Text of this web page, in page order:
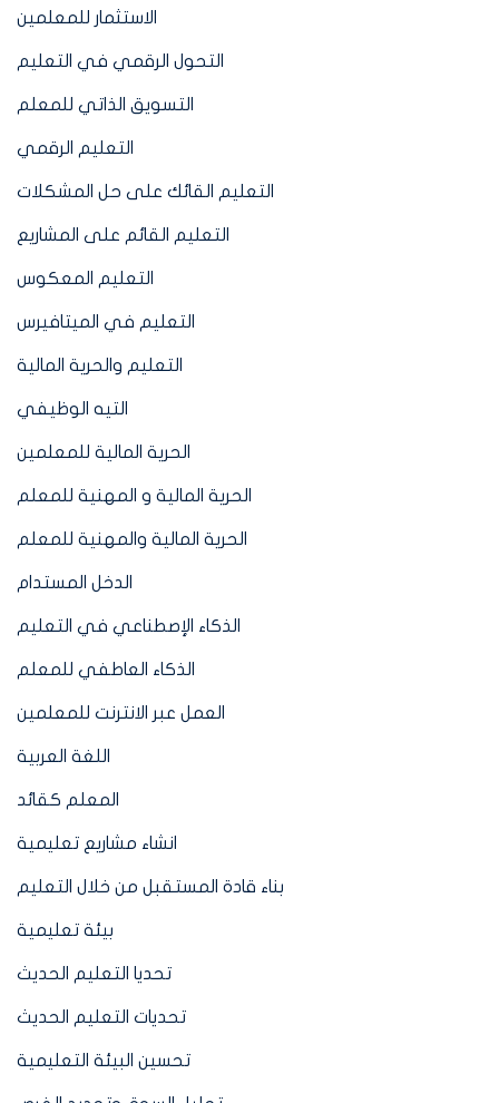
الاستثمار للمعلمين
التحول الرقمي في التعليم
التسويق الذاتي للمعلم
التعليم الرقمي
التعليم القائك على حل المشكلات
التعليم القائم على المشاريع
التعليم المعكوس
التعليم في الميتافيرس
التعليم والحرية المالية
التيه الوظيفي
الحرية المالية للمعلمين
الحرية المالية و المهنية للمعلم
الحرية المالية والمهنية للمعلم
الدخل المستدام
الذكاء الإصطناعي في التعليم
الذكاء العاطفي للمعلم
العمل عبر الانترنت للمعلمين
اللغة العربية
المعلم كقائد
انشاء مشاريع تعليمية
بناء قادة المستقبل من خلال التعليم
بيئة تعليمية
تحديا التعليم الحديث
تحديات التعليم الحديث
تحسين البيئة التعليمية